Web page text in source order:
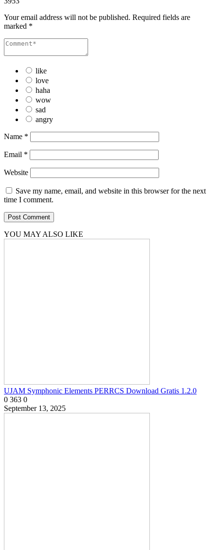
Your email address will not be published. Required fields are
marked *
like
love
haha
wow
sad
angry
Name *
Email *
Website
Save my name, email, and website in this browser for the next
time I comment.
YOU MAY ALSO LIKE
UJAM Symphonic Elements PERRCS Download Gratis 1.2.0
0 363 0
September 13, 2025